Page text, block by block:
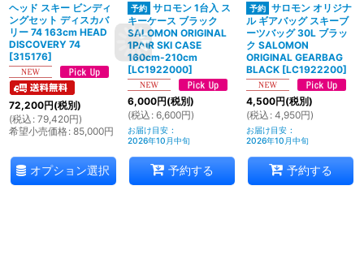
ヘッド スキー ビンディ
ングセット ディスカバ
リー 74 163cm HEAD
DISCOVERY 74
[315176]
72,200円(税別)
(税込 : 79,420円)
希望小売価格: 85,000円
オプション選択
サロモン 1台入 ス
キーケース ブラック
SALOMON ORIGINAL
1PAIR SKI CASE
160cm-210cm
[LC1922000]
6,000円(税別)
(税込 : 6,600円)
お届け目安 :
2026年10月中旬
予約する
サロモン オリジナ
ル ギアバッグ スキーブ
ーツバッグ 30L ブラッ
ク SALOMON
ORIGINAL GEARBAG
BLACK [LC1922200]
4,500円(税別)
(税込 : 4,950円)
お届け目安 :
2026年10月中旬
予約する